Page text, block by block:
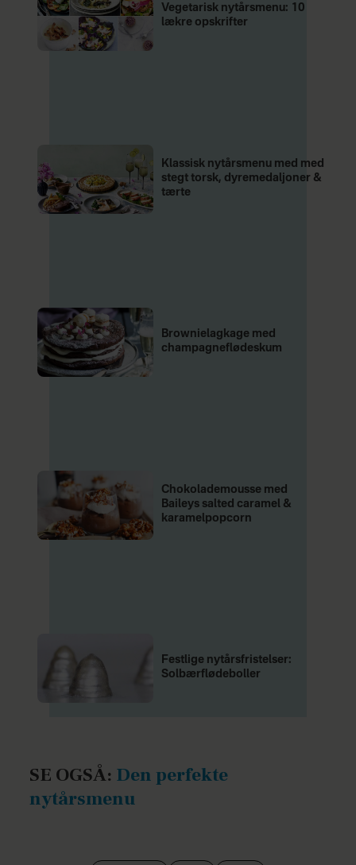
Vegetarisk nytårsmenu: 10
lækre opskrifter
Klassisk nytårsmenu med med
stegt torsk, dyremedaljoner &
tærte
Brownielagkage med
champagneflødeskum
Chokolademousse med
Baileys salted caramel &
karamelpopcorn
Festlige nytårsfristelser:
Solbærflødeboller
SE OGSÅ: Den perfekte
nytårsmenu